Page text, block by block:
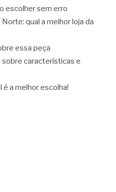
escolher sem erro
qual a melhor loja da
essa peça
sobre características e
a melhor escolha!